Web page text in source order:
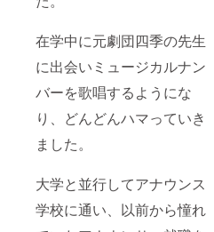
在学中に元劇団四季の先生
に出会いミュージカルナン
バーを歌唱するようにな
り、どんどんハマっていき
ました。
大学と並行してアナウンス
学校に通い、以前から憧れ